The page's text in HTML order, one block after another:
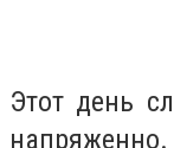
Этот день